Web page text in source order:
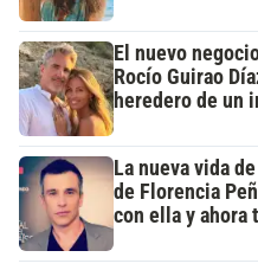
El nuevo
Rocío Guirao
heredero de un
La nueva vida
de Florencia
con ella y ahora